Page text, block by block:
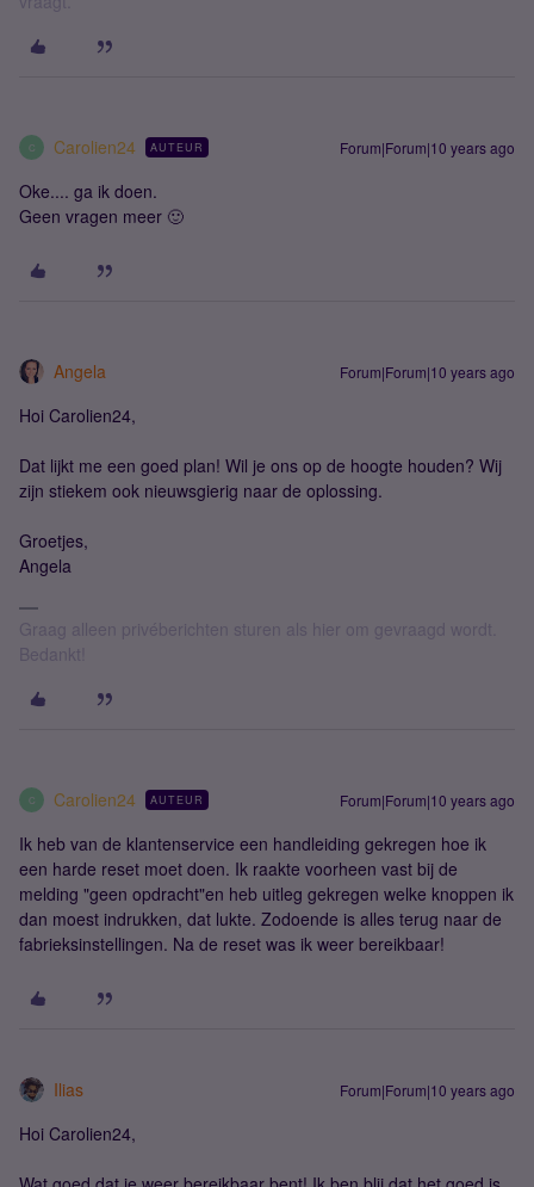
C Carolien24 AUTEUR Forum|Forum|10 years ago
Oke.... ga ik doen.
Geen vragen meer 🙂
Angela Forum|Forum|10 years ago
Hoi Carolien24,
Dat lijkt me een goed plan! Wil je ons op de hoogte houden? Wij
zijn stiekem ook nieuwsgierig naar de oplossing.
Groetjes,
Angela
Graag alleen privéberichten sturen als hier om gevraagd wordt.
Bedankt!
C Carolien24 AUTEUR Forum|Forum|10 years ago
Ik heb van de klantenservice een handleiding gekregen hoe ik
een harde reset moet doen. Ik raakte voorheen vast bij de
melding "geen opdracht"en heb uitleg gekregen welke knoppen ik
dan moest indrukken, dat lukte. Zodoende is alles terug naar de
fabrieksinstellingen. Na de reset was ik weer bereikbaar!
Ilias Forum|Forum|10 years ago
Hoi Carolien24,